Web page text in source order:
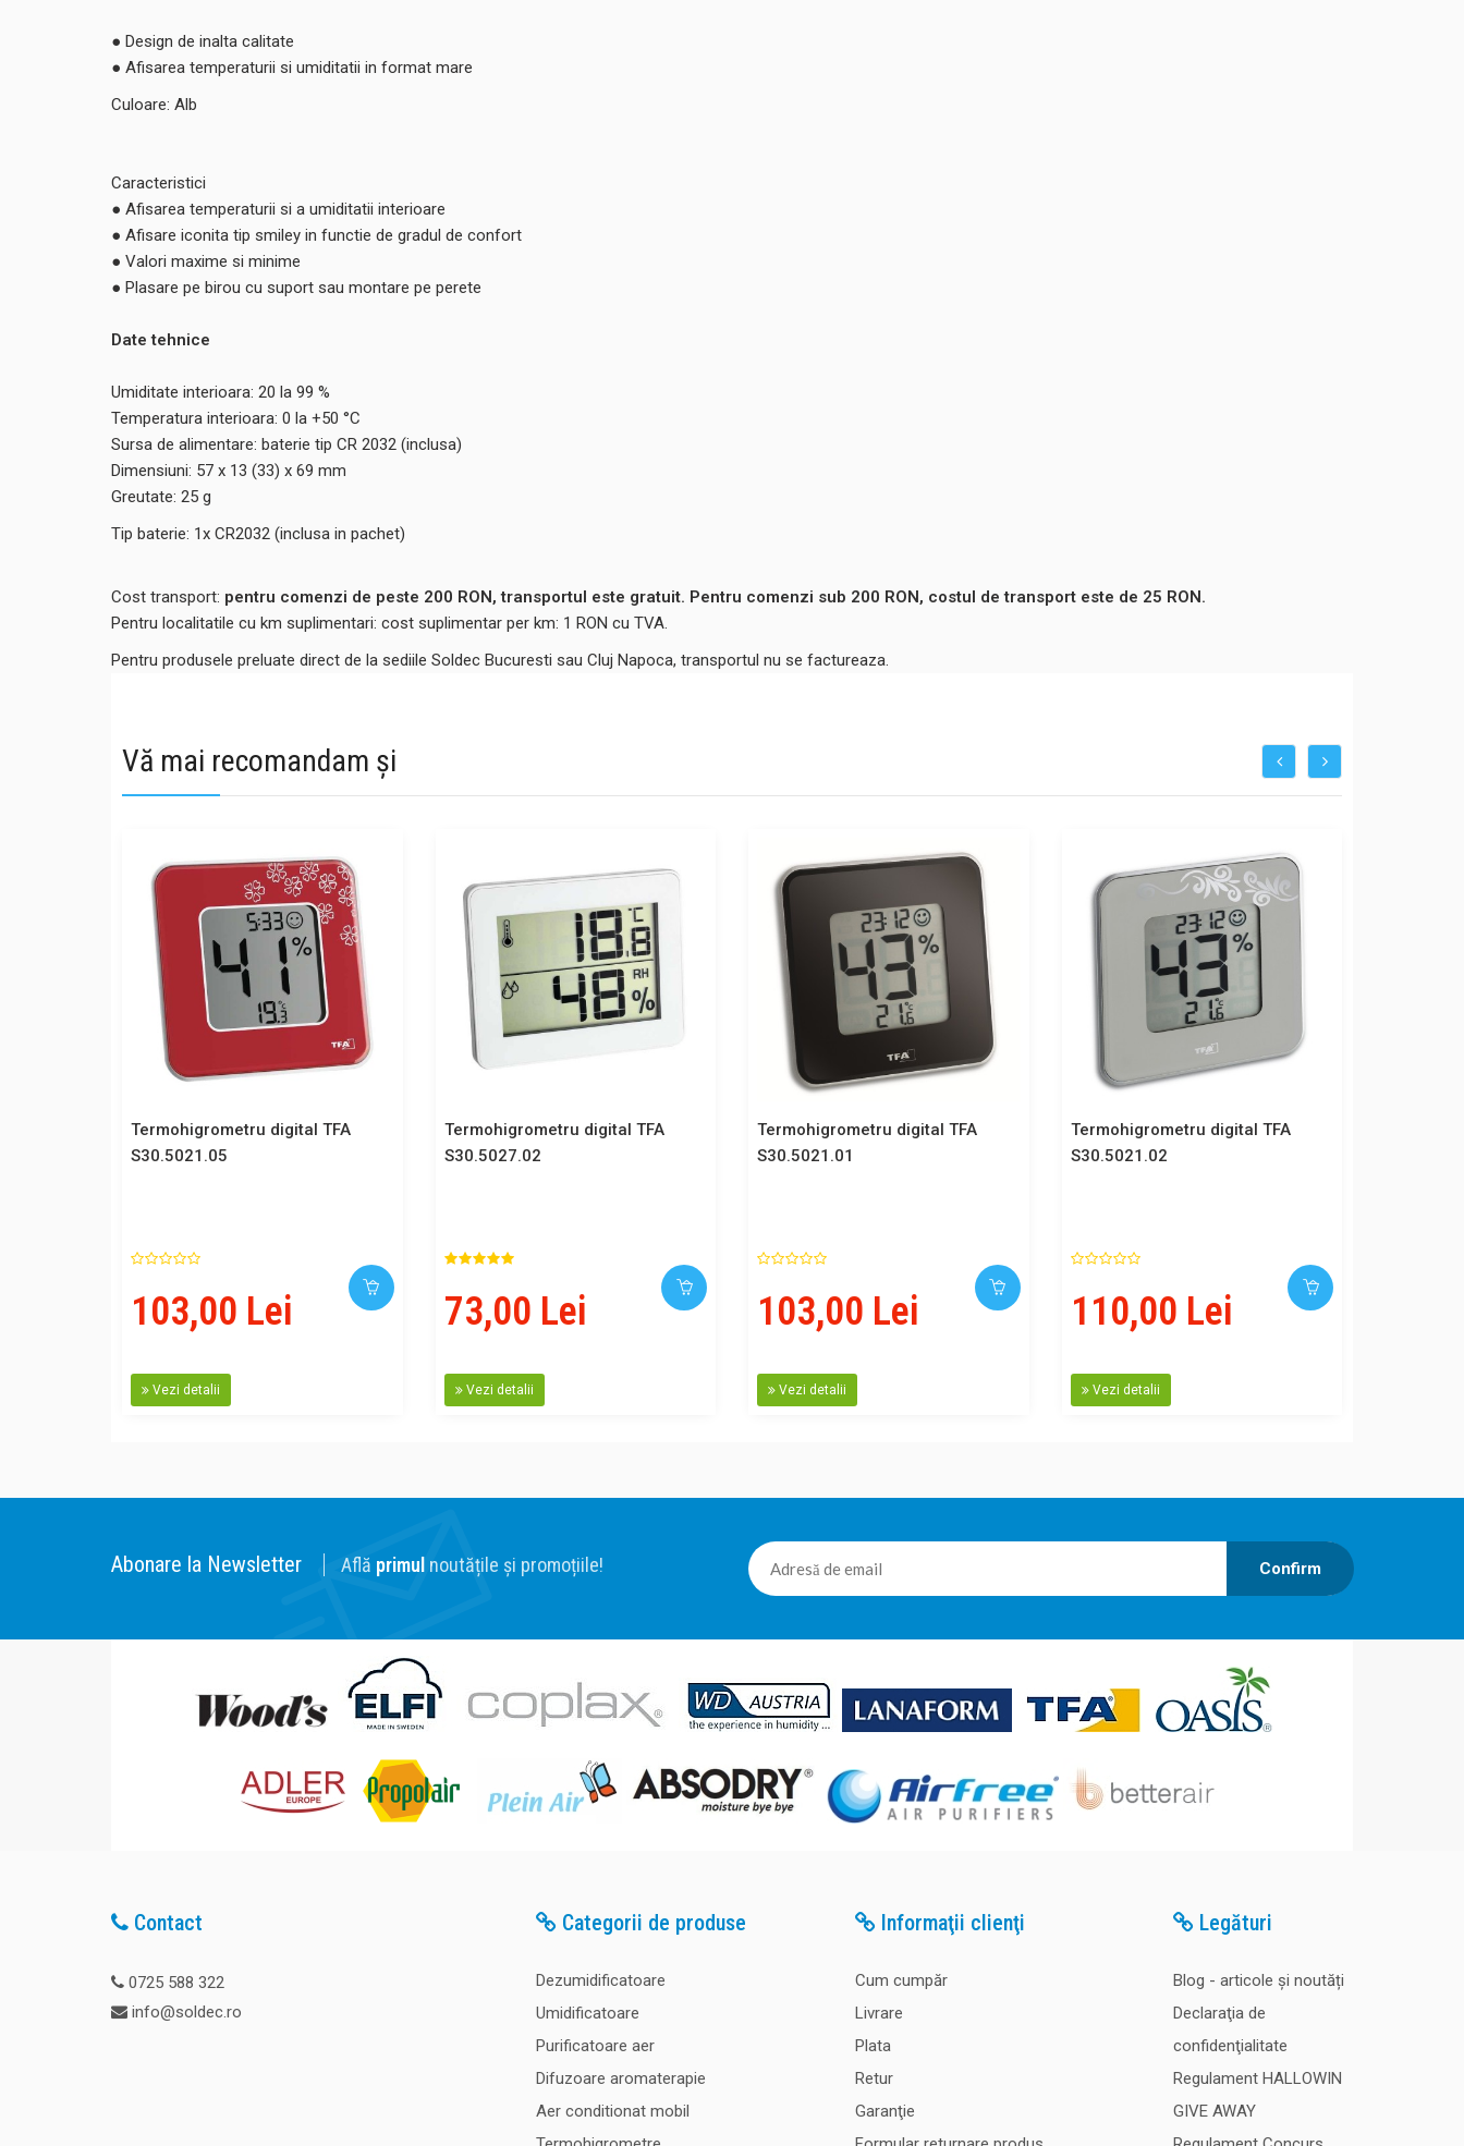
● Design de inalta calitate
● Afisarea temperaturii si umiditatii in format mare
Culoare: Alb
Caracteristici
● Afisarea temperaturii si a umiditatii interioare
● Afisare iconita tip smiley in functie de gradul de confort
● Valori maxime si minime
● Plasare pe birou cu suport sau montare pe perete
Date tehnice
Umiditate interioara: 20 la 99 %
Temperatura interioara: 0 la +50 °C
Sursa de alimentare: baterie tip CR 2032 (inclusa)
Dimensiuni: 57 x 13 (33) x 69 mm
Greutate: 25 g
Tip baterie: 1x CR2032 (inclusa in pachet)
Cost transport: pentru comenzi de peste 200 RON, transportul este gratuit. Pentru comenzi sub 200 RON, costul de transport este de 25 RON.
Pentru localitatile cu km suplimentari: cost suplimentar per km: 1 RON cu TVA.
Pentru produsele preluate direct de la sediile Soldec Bucuresti sau Cluj Napoca, transportul nu se factureaza.
Vă mai recomandam și
Termohigrometru digital TFA
S30.5021.05
103,00 Lei
Vezi detalii
Termohigrometru digital TFA
S30.5027.02
73,00 Lei
Vezi detalii
Termohigrometru digital TFA
S30.5021.01
103,00 Lei
Vezi detalii
Termohigrometru digital TFA
S30.5021.02
110,00 Lei
Vezi detalii
Abonare la Newsletter Află primul noutățile și promoțiile! Confirm
Contact
0725 588 322
info@soldec.ro
Categorii de produse
Dezumidificatoare
Umidificatoare
Purificatoare aer
Difuzoare aromaterapie
Aer conditionat mobil
Informaţii clienţi
Cum cumpăr
Livrare
Plata
Retur
Garanţie
Legături
Blog - articole și noutăți
Declaraţia de
confidenţialitate
Regulament HALLOWIN
GIVE AWAY